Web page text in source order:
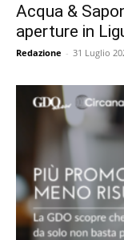
Acqua &
aperture in
Redazione - 31 Luglio